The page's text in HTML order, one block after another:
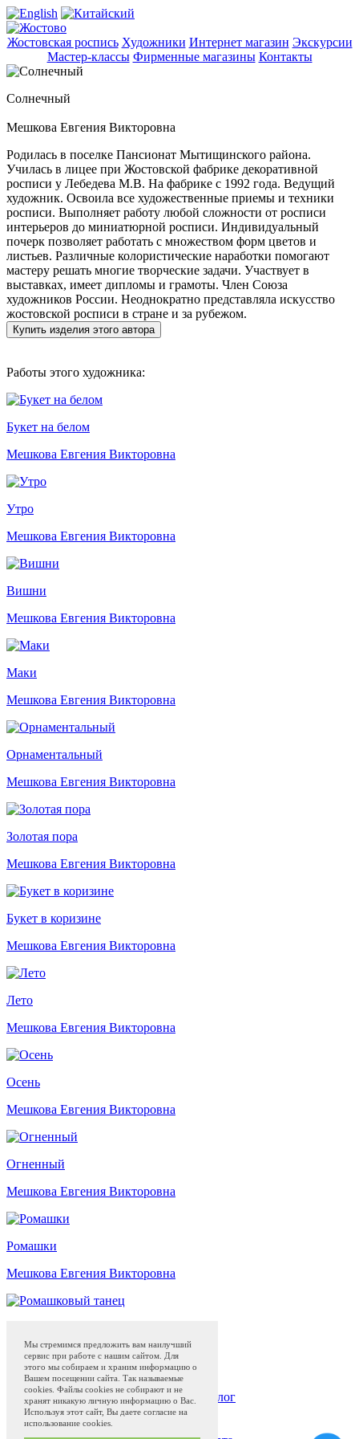
Жостовская роспись Художники Интернет магазин Экскурсии
Мастер-классы Фирменные магазины Контакты
Солнечный
Мешкова Евгения Викторовна
Родилась в поселке Пансионат Мытищинского района.
Училась в лицее при Жостовской фабрике декоративной
росписи у Лебедева М.В. На фабрике с 1992 года. Ведущий
художник. Освоила все художественные приемы и техники
росписи. Выполняет работу любой сложности от росписи
интерьеров до миниатюрной росписи. Индивидуальный
почерк позволяет работать с множеством форм цветов и
листьев. Различные колористические наработки помогают
мастеру решать многие творческие задачи. Участвует в
выставках, имеет дипломы и грамоты. Член Союза
художников России. Неоднократно представляла искусство
жостовской росписи в стране и за рубежом.
Купить изделия этого автора
Работы этого художника:
Букет на белом
Мешкова Евгения Викторовна
Утро
Мешкова Евгения Викторовна
Вишни
Мешкова Евгения Викторовна
Маки
Мешкова Евгения Викторовна
Орнаментальный
Мешкова Евгения Викторовна
Золотая пора
Мешкова Евгения Викторовна
Букет в коризине
Мешкова Евгения Викторовна
Лето
Мешкова Евгения Викторовна
Осень
Мешкова Евгения Викторовна
Огненный
Мешкова Евгения Викторовна
Ромашки
Мешкова Евгения Викторовна
Мешкова Евгения Викторовна
Жостовская роспись Магазин Музей
Блог
Программа привилегий с 01.04.2024
Сделано вQS50.ru
Мы стремимся предложить вам наилучший
сервис при работе с нашим сайтом. Для
этого мы собираем и храним информацию о
Вашем посещении сайта. Так называемые
cookies. Файлы cookies не собирают и не
хранят никакую личную информацию о Вас.
Используя этот сайт, Вы даете согласие на
использование cookies.